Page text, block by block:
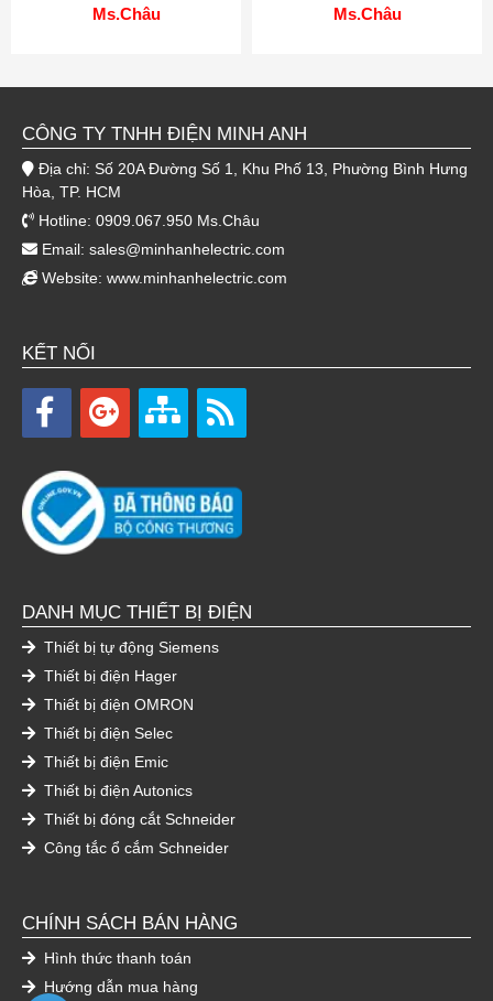
Ms.Châu
Ms.Châu
CÔNG TY TNHH ĐIỆN MINH ANH
Địa chỉ: Số 20A Đường Số 1, Khu Phố 13, Phường Bình Hưng
Hòa, TP. HCM
Hotline: 0909.067.950 Ms.Châu
Email: sales@minhanhelectric.com
Website: www.minhanhelectric.com
KẾT NỐI
DANH MỤC THIẾT BỊ ĐIỆN
Thiết bị tự động Siemens
Thiết bị điện Hager
Thiết bị điện OMRON
Thiết bị điện Selec
Thiết bị điện Emic
Thiết bị điện Autonics
Thiết bị đóng cắt Schneider
Công tắc ổ cắm Schneider
CHÍNH SÁCH BÁN HÀNG
Hình thức thanh toán
Hướng dẫn mua hàng